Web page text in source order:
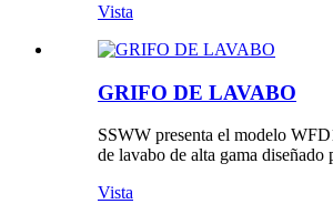
Vista
GRIFO DE LAVABO
SSWW presenta el modelo
de lavabo de alta gama diseñado
Vista